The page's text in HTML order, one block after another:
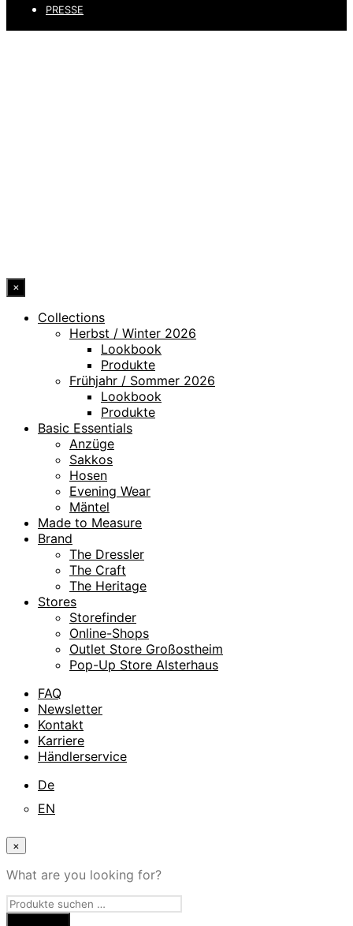
PRESSE
×
Collections
Herbst / Winter 2026
Lookbook
Produkte
Frühjahr / Sommer 2026
Lookbook
Produkte
Basic Essentials
Anzüge
Sakkos
Hosen
Evening Wear
Mäntel
Made to Measure
Brand
The Dressler
The Craft
The Heritage
Stores
Storefinder
Online-Shops
Outlet Store Großostheim
Pop-Up Store Alsterhaus
FAQ
Newsletter
Kontakt
Karriere
Händlerservice
De
EN
×
What are you looking for?